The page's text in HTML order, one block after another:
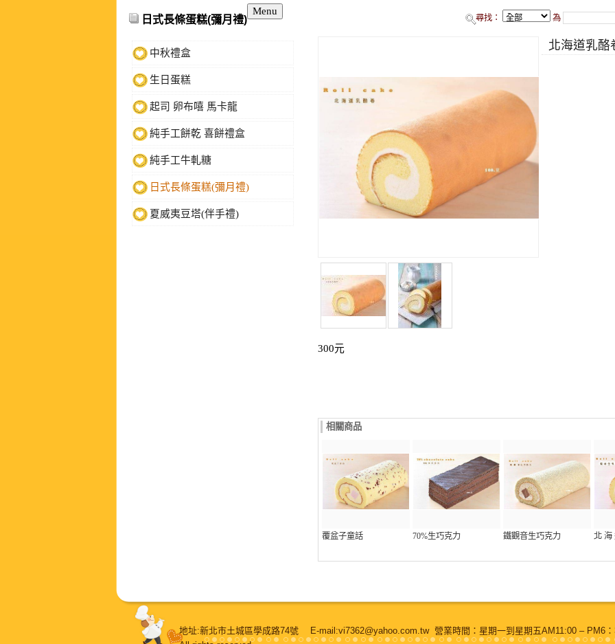
尋找： 為
日式長條蛋糕(彌月禮)
Menu
中秋禮盒
生日蛋糕
起司 卵布嘻 馬卡龍
純手工餅乾 喜餅禮盒
純手工牛軋糖
日式長條蛋糕(彌月禮)
夏威夷豆塔(伴手禮)
北海道乳酪
300元
相關商品
覆盆子童話 70%生巧克力 鐵觀音生巧克力 北 海
地址:新北市土城區學成路74號 E-mail:vi7362@yahoo.com.tw 營業時間：星期一到星期五AM11:00 – PM6